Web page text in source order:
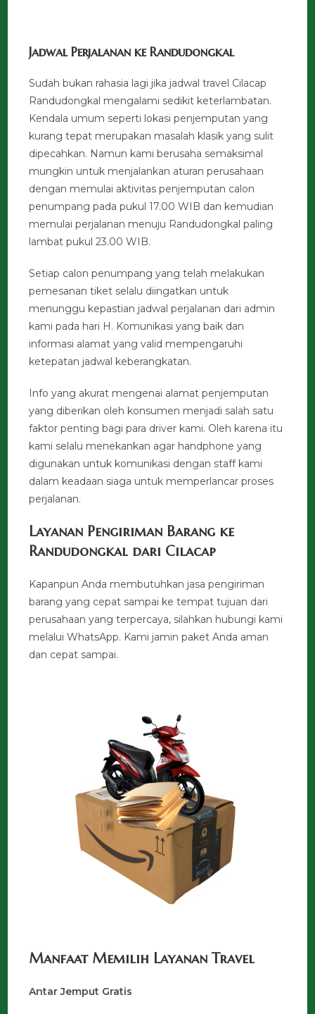
Jadwal Perjalanan ke Randudongkal
Sudah bukan rahasia lagi jika jadwal travel Cilacap
Randudongkal mengalami sedikit keterlambatan.
Kendala umum seperti lokasi penjemputan yang
kurang tepat merupakan masalah klasik yang sulit
dipecahkan. Namun kami berusaha semaksimal
mungkin untuk menjalankan aturan perusahaan
dengan memulai aktivitas penjemputan calon
penumpang pada pukul 17.00 WIB dan kemudian
memulai perjalanan menuju Randudongkal paling
lambat pukul 23.00 WIB.
Setiap calon penumpang yang telah melakukan
pemesanan tiket selalu diingatkan untuk
menunggu kepastian jadwal perjalanan dari admin
kami pada hari H. Komunikasi yang baik dan
informasi alamat yang valid mempengaruhi
ketepatan jadwal keberangkatan.
Info yang akurat mengenai alamat penjemputan
yang diberikan oleh konsumen menjadi salah satu
faktor penting bagi para driver kami. Oleh karena itu
kami selalu menekankan agar handphone yang
digunakan untuk komunikasi dengan staff kami
dalam keadaan siaga untuk memperlancar proses
perjalanan.
Layanan Pengiriman Barang ke
Randudongkal dari Cilacap
Kapanpun Anda membutuhkan jasa pengiriman
barang yang cepat sampai ke tempat tujuan dari
perusahaan yang terpercaya, silahkan hubungi kami
melalui WhatsApp. Kami jamin paket Anda aman
dan cepat sampai.
Manfaat Memilih Layanan Travel
Antar Jemput Gratis